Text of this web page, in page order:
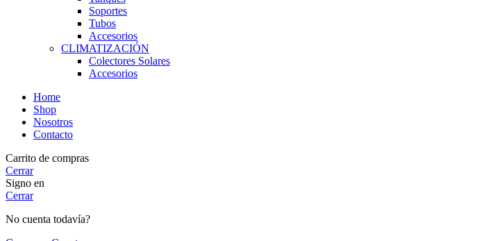
Soportes
Tubos
Accesorios
CLIMATIZACIÓN
Colectores Solares
Accesorios
Home
Shop
Nosotros
Contacto
Carrito de compras
Cerrar
Signo en
Cerrar
No cuenta todavía?